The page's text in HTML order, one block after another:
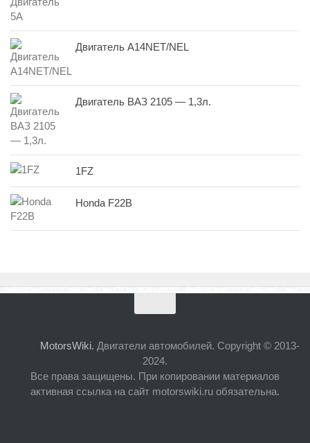
Двигатель A14NET/NEL
Двигатель ВАЗ 2105 — 1,3л.
1FZ
Honda F22B
MotorsWiki. Двигатели автомобилей. Copyright © 2013-
2024.
Все права защищены. При копировании материалов
активная ссылка на сайт motorswiki.ru обязательна.